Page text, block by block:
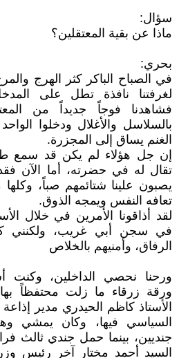
سؤال:
ماذا عن بقية المعتقلين؟
بحري:
في الصباح الباكر كثر الهرج
لغرفتنا نافذة تطل على
فشاهدنا فوجاً جديداً من
بالسلاسل والأغلال ودخلوا
الغنم يساق إلى المجزرة.
إن جل هؤلاء لم يكن قد سمع
تقال له في حضرته، أما الآن
يصبون علينا شتائمهم صباً، وكلها
تعافه النفس ويمجه الذوق.
لقد أذاقونا الأمرين في خلال
في سجن أبي غريب، ولكنني
الرفاق، وأمنيهم بالخلاص
ورحنا نحصي الداخلين،
ورقة زرقاء ما زلت محتفظاً
الأستاذ كاظم الحيدري مدير إذاعة
السياسي فيها، وكان يمشي
جنديين، بينما حمل جندي ثالث
السيد أحمد مختار آخر رئيس